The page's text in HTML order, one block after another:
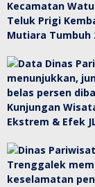
Teluk Prigi
Mutiara Tumbuh
Kunjungan
Ekstrem & Efek